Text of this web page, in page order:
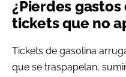
¿Pierdes
tickets que no
Tickets de gasolina
que se traspapelan,